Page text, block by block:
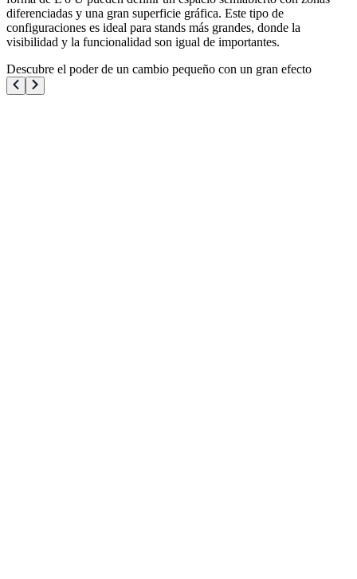
diferenciadas y una gran superficie gráfica. Este tipo de
configuraciones es ideal para stands más grandes, donde la
visibilidad y la funcionalidad son igual de importantes.
Descubre el poder de un cambio pequeño con un gran efecto